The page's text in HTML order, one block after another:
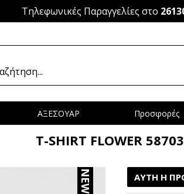
Τηλεφωνικές Παραγγελίες στο
ΑΞΕΣΟΥΑΡ Προσφορές
T-SHIRT FLOWER 58703
NEW ΑΥΤΉ Η